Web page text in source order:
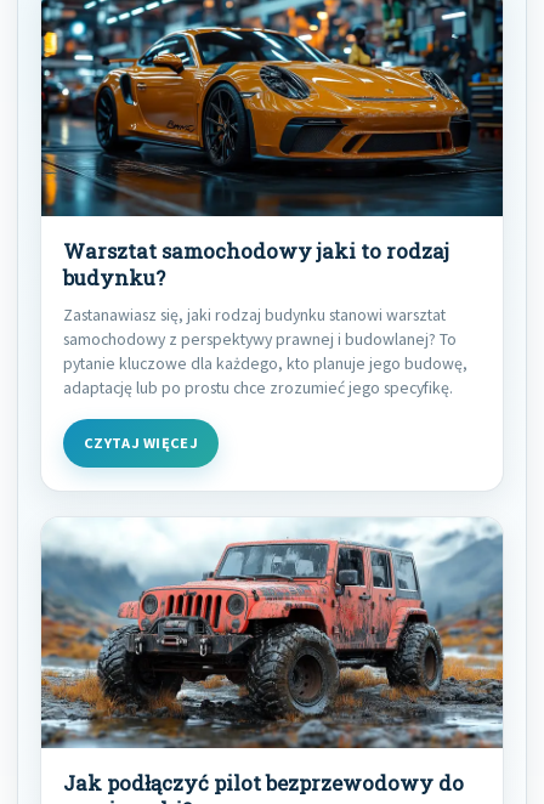
Warsztat samochodowy jaki to rodzaj
budynku?
Zastanawiasz się, jaki rodzaj budynku stanowi warsztat
samochodowy z perspektywy prawnej i budowlanej? To
pytanie kluczowe dla każdego, kto planuje jego budowę,
adaptację lub po prostu chce zrozumieć jego specyfikę.
CZYTAJ WIĘCEJ
Jak podłączyć pilot bezprzewodowy do